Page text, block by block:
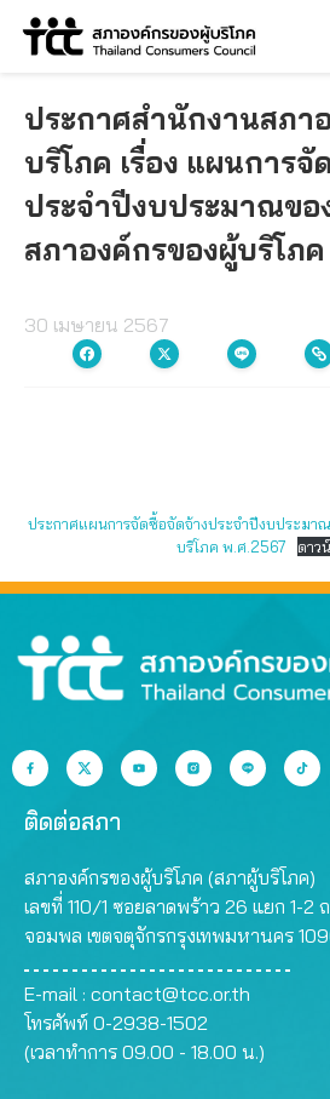
Skip
ประกาศสำนักงานสภา
บริโภค เรื่อง แผนการจั
ประจำปีงบประมาณขอ
สภาองค์กรของผู้บริโภ
30 เมษายน 2567
ประกาศแผนการจัดซื้อจัดจ้างประจำปีงบประมา
บริโภค พ.ศ.2567
ดาว
ติดต่อสภา
สภาองค์กรของผู้บริโภค (สภาผู้บริโภค)
เลขที่ 110/1 ซอยลาดพร้าว 26 แยก 1-2
จอมพล เขตจตุจักรกรุงเทพมหานคร
E-mail : contact@tcc.or.th
โทรศัพท์ 0-2938-1502
(เวลาทำการ 09.00 - 18.00 น.)